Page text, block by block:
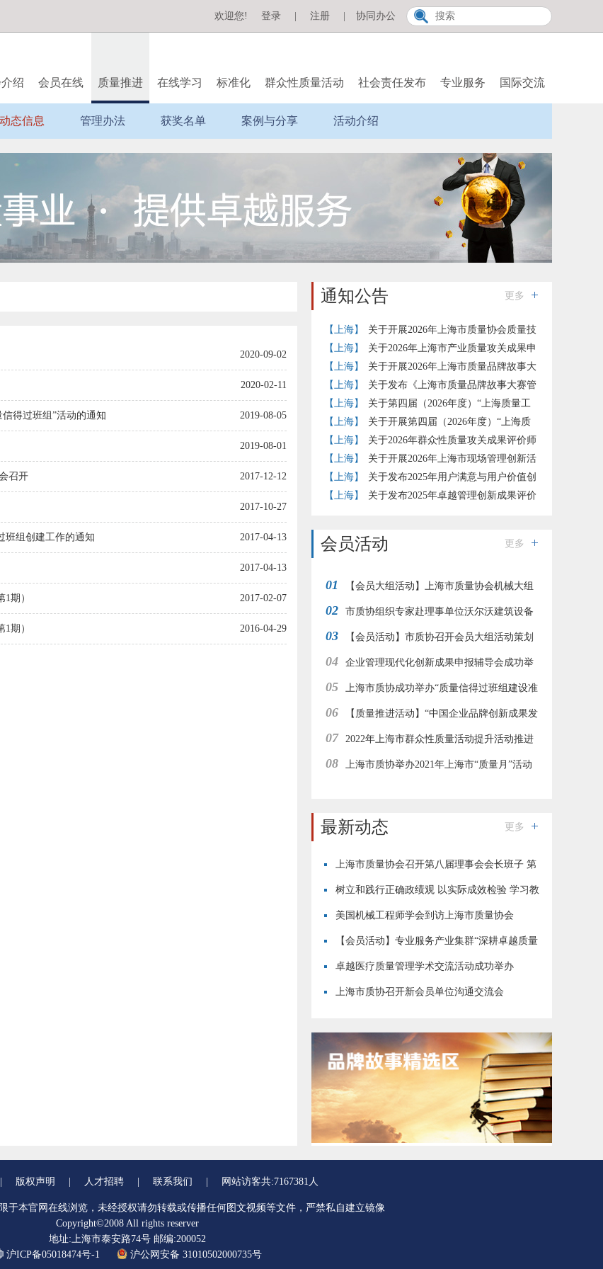
协同办公
欢迎您! 登录 注册
绍 会员在线 质量推进 在线学习 标准化 群众性质量活动 社会责任发布 专业服务 国际交流
动态信息 管理办法 获奖名单 案例与分享 活动介绍
2020-09-02
2020-02-11
得过班组”活动的通知 2019-08-05
2019-08-01
召开 2017-12-12
2017-10-27
班组创建工作的通知 2017-04-13
2017-04-13
期） 2017-02-07
期） 2016-04-29
通知公告 更多
【上海】
关于开展2026年上海市质量协会质量技
术奖提名工作的通知
【上海】
关于2026年上海市产业质量攻关成果申
报推荐工作的通知
【上海】
关于开展2026年上海市质量品牌故事大
赛的通知
【上海】
关于发布《上海市质量品牌故事大赛管
理办法》（试行）的通知
【上海】
关于第四届（2026年度）“上海质量工
匠”培育工作的补充通知
【上海】
关于开展第四届（2026年度）“上海质
量工匠”培育认定工作的通知
【上海】
关于2026年群众性质量攻关成果评价师
评价结果的公示
【上海】
关于开展2026年上海市现场管理创新活
动的通知
【上海】
关于发布2025年用户满意与用户价值创
新实践评价准则团体标准试点评价结果的通知
【上海】
关于发布2025年卓越管理创新成果评价
会员活动 更多
01 【会员大组活动】上海市质量协会机械大组
赴江南造船开展“赞民族工业 品工匠之心”参观交
流活动
02 市质协组织专家赴理事单位沃尔沃建筑设备
调研交流
03 【会员活动】市质协召开会员大组活动策划
交流会
04 企业管理现代化创新成果申报辅导会成功举
办
05 上海市质协成功举办“质量信得过班组建设准
则解读与案例解析”在线直播培训
06 【质量推进活动】“中国企业品牌创新成果发
布活动”上海地区经验分享与推进工作会在线举行
07 2022年上海市群众性质量活动提升活动推进
工作集团型会员企业在线研讨会成功举办
08 上海市质协举办2021年上海市“质量月”活动
最新动态 更多
上海市质量协会召开第八届理事会会长班子 第
四次会议
树立和践行正确政绩观 以实际成效检验 学习教
育成果
美国机械工程师学会到访上海市质量协会
【会员活动】专业服务产业集群“深耕卓越质量
·恪守用户初心”现场交流活动成功举行
卓越医疗质量管理学术交流活动成功举办
上海市质协召开新会员单位沟通交流会
版权声明 人才招聘 联系我们 网站访客共:7167381人
于本官网在线浏览，未经授权请勿转载或传播任何图文视频等文件，严禁私自建立镜像
Copyright©2008 All rights reserver
地址:上海市泰安路74号 邮编:200052
沪ICP备05018474号-1
沪公网安备 31010502000735号